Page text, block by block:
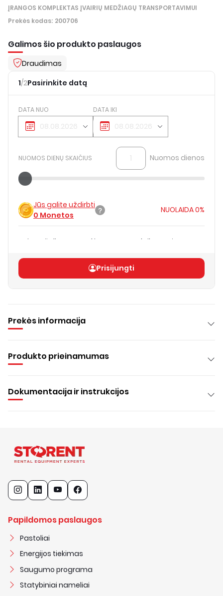
ĮRANGOS KOMPLEKTAS ĮVAIRIŲ MEDŽIAGŲ TRANSPORTAVIMUI
Prekės kodas: 200706
Galimos šio produkto paslaugos
Draudimas
1/2Pasirinkite datą
DATA NUO DATA IKI
NUOMOS DIENŲ SKAIČIUS Nuomos dienos
Jūs galite uždirbti
0 Monetos
NUOLAIDA0%
Kaina už dieną pagal jūsų nuomos laikotarpį
be PVM)Prisijungti
Prekės informacija
Produkto prieinamumas
Dokumentacija ir instrukcijos
Papildomos paslaugos
Pastoliai
Energijos tiekimas
Saugumo programa
Statybiniai nameliai